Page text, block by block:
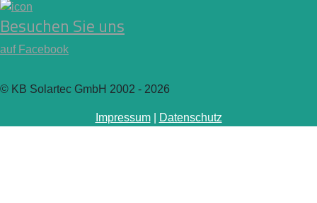
Besuchen Sie uns
auf Facebook
© KB Solartec GmbH 2002 - 2026
Impressum| Datenschutz